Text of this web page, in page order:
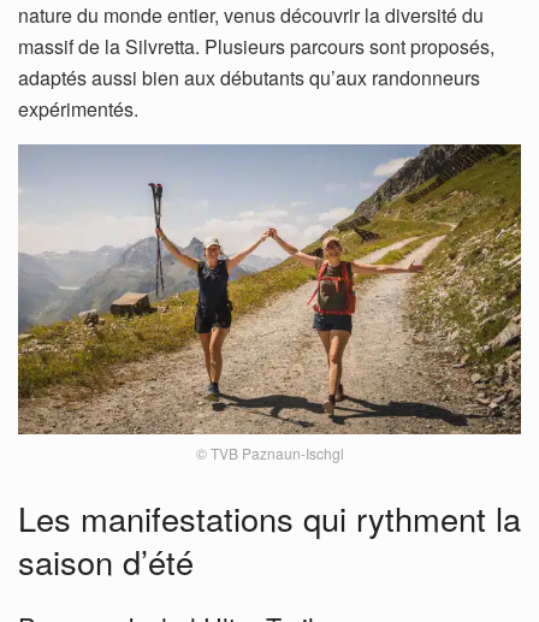
nature du monde entier, venus découvrir la diversité du
massif de la Silvretta. Plusieurs parcours sont proposés,
adaptés aussi bien aux débutants qu’aux randonneurs
expérimentés.
© TVB Paznaun-Ischgl
Les manifestations qui rythment la
saison d’été